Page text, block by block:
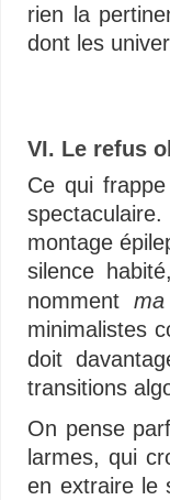
rien la
dont les
VI. Le refus
Ce qui
montage
silence
nommentma
minimalistes
doit
transitions
On pense
larmes, qui
en extraire le